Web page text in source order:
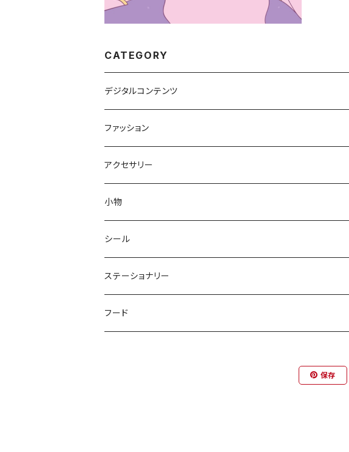
CATEGORY
デジタルコンテンツ
電子書籍
ファッション
Tシャツ
ソックス
アクセサリー
ピアス
金属アレルギー対応ピアス
ネックレス
ブレスレット
小物
スマホケース
スマホリング
キーホルダー
シール
ステッカー
タトゥーシール
ステーショナリー
ポストカード
フード
保存